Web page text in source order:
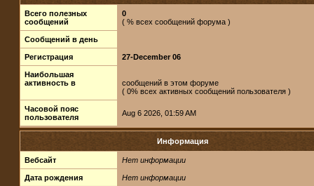
Всего полезных
сообщений
0
( % всех сообщений форума )
Сообщений в день
Регистрация 27-December 06
Наибольшая
активность в
сообщений в этом форуме
( 0% всех активных сообщений пользователя )
Часовой пояс
пользователя
Aug 6 2026, 01:59 AM
Информация
Вебсайт Нет информации
Дата рождения Нет информации